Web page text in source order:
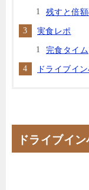
残すと倍
実食レポ
完食タイム
ドライブイ
ドライブイ